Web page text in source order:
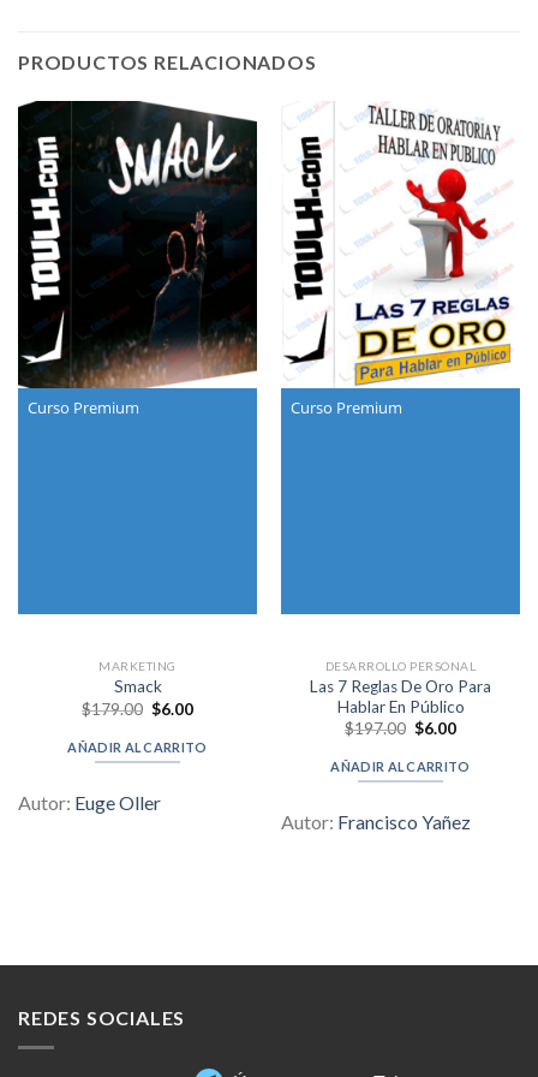
PRODUCTOS RELACIONADOS
Curso Premium
MARKETING
Smack
$179.00 Original
was:
$179.00.
$6.00Current
is:
$6.00.
AÑADIR AL CARRITO
Autor: Euge Oller
Curso Premium
DESARROLLO PERSONAL
Las 7 Reglas De Oro Para
Hablar En Público
$197.00 Original
was:
$197.00.
$6.00Current
is:
$6.00.
AÑADIR AL CARRITO
Autor: Francisco Yañez
REDES SOCIALES